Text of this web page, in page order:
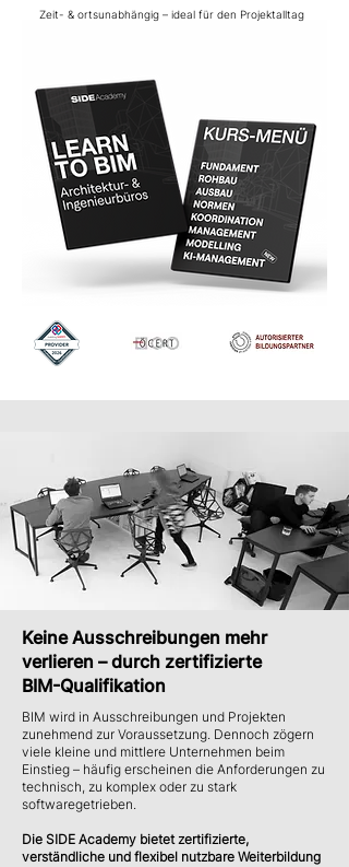
Zeit- & ortsunabhängig – ideal für den Projektalltag
Keine Ausschreibungen mehr
verlieren – durch zertifizierte
BIM-Qualifikation
BIM wird in Ausschreibungen und Projekten
zunehmend zur Voraussetzung. Dennoch zögern
viele kleine und mittlere Unternehmen beim
Einstieg – häufig erscheinen die Anforderungen zu
technisch, zu komplex oder zu stark
softwaregetrieben.
Die SIDE Academy bietet zertifizierte,
verständliche und flexibel nutzbare Weiterbildung